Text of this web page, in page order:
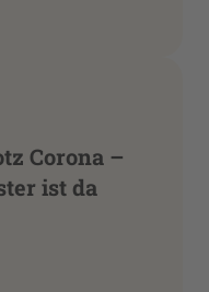
Corona –
ist da